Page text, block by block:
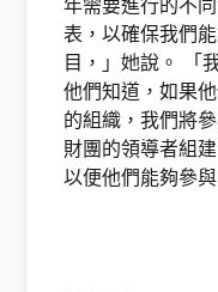
表，以確保我們
目，」她說。 「
他們知道，如果
的組織，我們將
財團的領導者組
以便他們能夠參